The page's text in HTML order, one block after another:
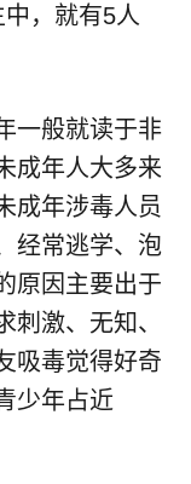
，就有5人
一般就读于非
成年人大多来
成年涉毒人员
经常逃学、泡
原因主要出于
激、无知、
吸毒觉得好奇
少年占近